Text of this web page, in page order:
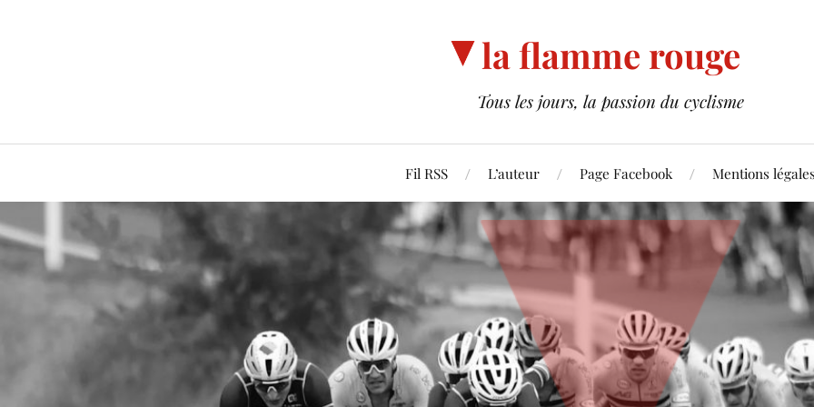
la flamme rouge
Tous les jours, la passion du cyclisme
Fil RSS L’auteur Page Facebook Mentions